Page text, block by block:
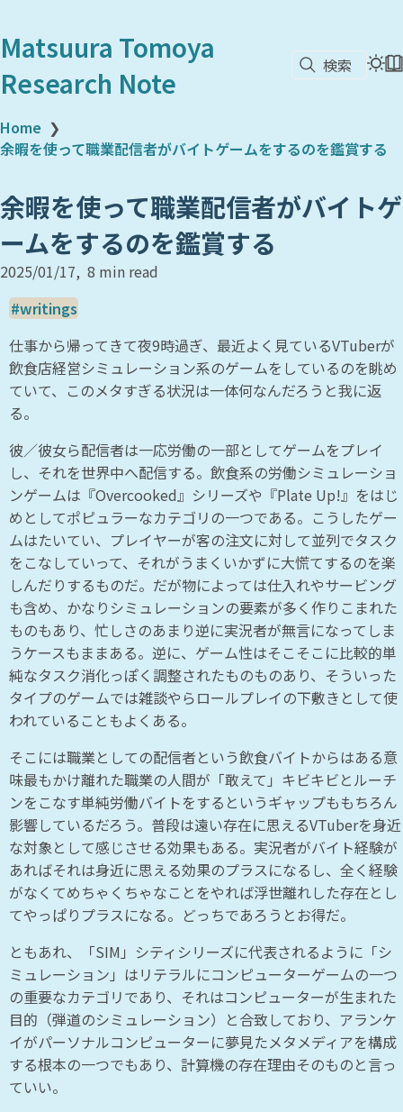
Matsuura Tomoya
Research Note
検索
Home ❯
余暇を使って職業配信者がバイトゲームをするのを鑑賞する
余暇を使って職業配信者がバイトゲ
ームをするのを鑑賞する
2025/01/17 8 min read
writings
仕事から帰ってきて夜9時過ぎ、最近よく見ているVTuberが
飲食店経営シミュレーション系のゲームをしているのを眺め
ていて、このメタすぎる状況は一体何なんだろうと我に返
る。
彼／彼女ら配信者は一応労働の一部としてゲームをプレイ
し、それを世界中へ配信する。飲食系の労働シミュレーショ
ンゲームは『Overcooked』シリーズや『Plate Up!』をはじ
めとしてポピュラーなカテゴリの一つである。こうしたゲー
ムはたいてい、プレイヤーが客の注文に対して並列でタスク
をこなしていって、それがうまくいかずに大慌てするのを楽
しんだりするものだ。だが物によっては仕入れやサービング
も含め、かなりシミュレーションの要素が多く作りこまれた
ものもあり、忙しさのあまり逆に実況者が無言になってしま
うケースもままある。逆に、ゲーム性はそこそこに比較的単
純なタスク消化っぽく調整されたものものあり、そういった
タイプのゲームでは雑談やらロールプレイの下敷きとして使
われていることもよくある。
そこには職業としての配信者という飲食バイトからはある意
味最もかけ離れた職業の人間が「敢えて」キビキビとルーチ
ンをこなす単純労働バイトをするというギャップももちろん
影響しているだろう。普段は遠い存在に思えるVTuberを身近
な対象として感じさせる効果もある。実況者がバイト経験が
あればそれは身近に思える効果のプラスになるし、全く経験
がなくてめちゃくちゃなことをやれば浮世離れした存在とし
てやっぱりプラスになる。どっちであろうとお得だ。
ともあれ、「SIM」シティシリーズに代表されるように「シ
ミュレーション」はリテラルにコンピューターゲームの一つ
の重要なカテゴリであり、それはコンピューターが生まれた
目的（弾道のシミュレーション）と合致しており、アランケ
イがパーソナルコンピューターに夢見たメタメディアを構成
する根本の一つでもあり、計算機の存在理由そのものと言っ
ていい。